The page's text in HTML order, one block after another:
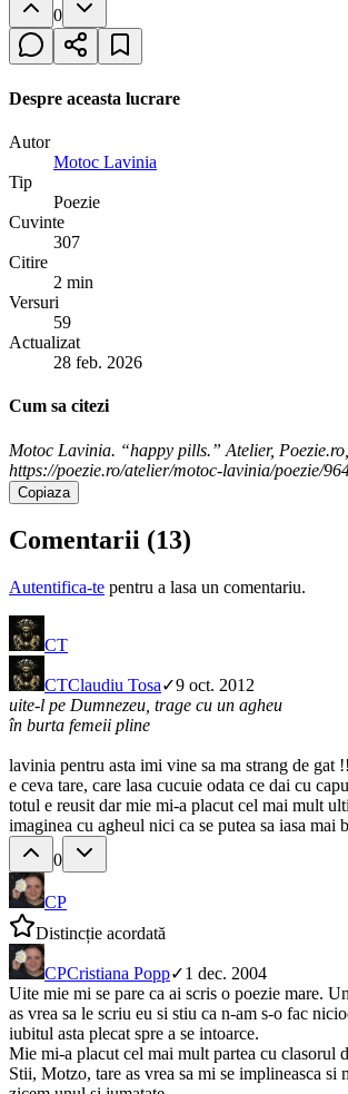
0
Despre aceasta lucrare
Autor
Motoc Lavinia
Tip
Poezie
Cuvinte
307
Citire
2 min
Versuri
59
Actualizat
28 feb. 2026
Cum sa citezi
Motoc Lavinia. “happy pills.” Atelier, Poezie.ro,
https://poezie.ro/atelier/motoc-lavinia/poezie/
Copiaza
Comentarii (13)
Autentifica-te pentru a lasa un comentariu.
CT
CTClaudiu Tosa✓9 oct. 2012
uite-l pe Dumnezeu, trage cu un agheu
în burta femeii pline
lavinia pentru asta imi vine sa ma strang de gat
e ceva tare, care lasa cucuie odata ce dai cu
totul e reusit dar mie mi-a placut cel mai mult
imaginea cu agheul nici ca se putea sa iasa mai
0
CP
Distincție acordată
CPCristiana Popp✓1 dec. 2004
Uite mie mi se pare ca ai scris o poezie mare.
as vrea sa le scriu eu si stiu ca n-am s-o fac
iubitul asta plecat spre a se intoarce.
Mie mi-a placut cel mai mult partea cu clasorul
Stii, Motzo, tare as vrea sa mi se implineasca si